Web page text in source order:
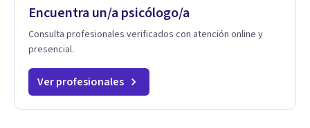
Encuentra un/a psicólogo/a
Consulta profesionales verificados con atención online y
presencial.
Ver profesionales